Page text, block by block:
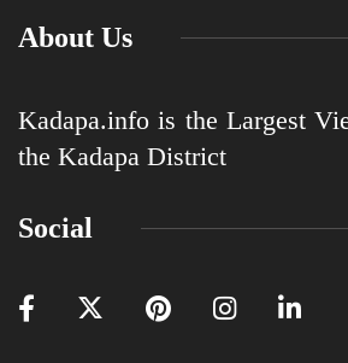
About Us
Kadapa.info is the Largest
the Kadapa District
Social